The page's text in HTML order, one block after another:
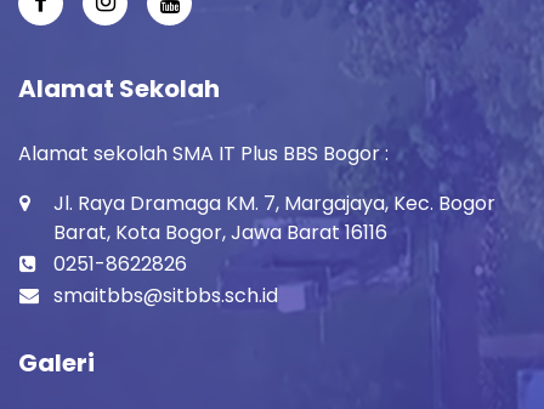
Alamat Sekolah
Alamat sekolah SMA IT Plus BBS Bogor :
Jl. Raya Dramaga KM. 7, Margajaya, Kec. Bogor
Barat, Kota Bogor, Jawa Barat 16116
0251-8622826
smaitbbs@sitbbs.sch.id
Galeri